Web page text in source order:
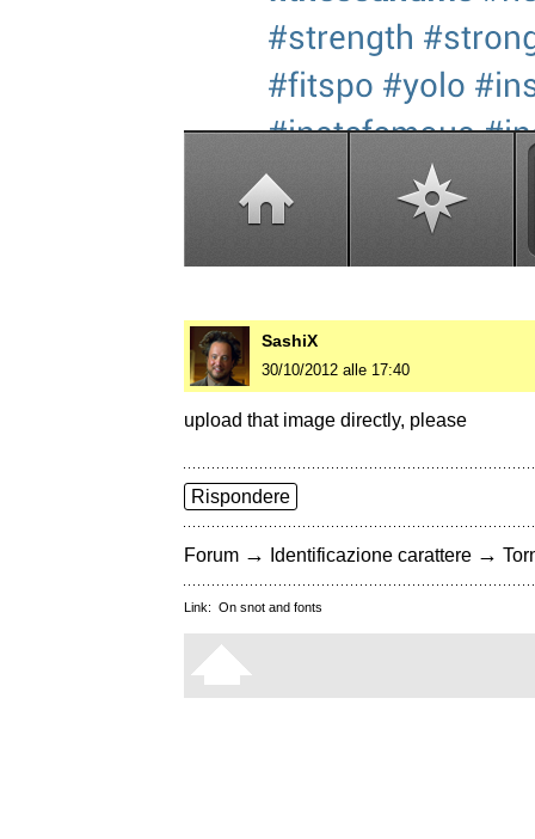
SashiX
30/10/2012 alle 17:40
upload that image directly, please
Rispondere
Forum → Identificazione carattere →
Link: On snot and fonts